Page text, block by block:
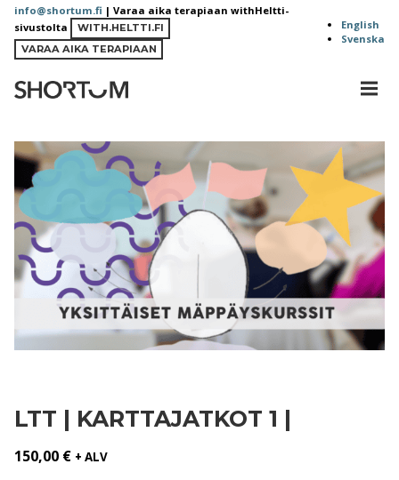
Siirry
sisältöön
info@shortum.fi | Varaa aika terapiaan withHeltti-
sivustolta
WITH.HELTTI.FI
VARAA AIKA TERAPIAAN
English
Svenska
LTT | KARTTAJATKOT 1 |
150,00 € + ALV